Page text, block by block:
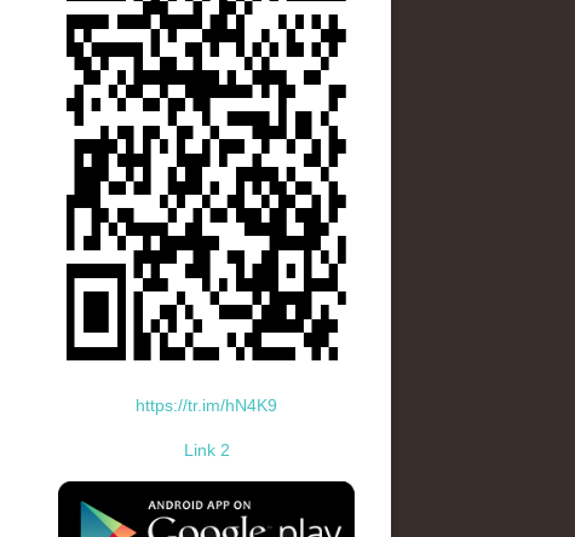
https://tr.im/hN4K9
Link 2
standard-icon-googleplay-app-store.png